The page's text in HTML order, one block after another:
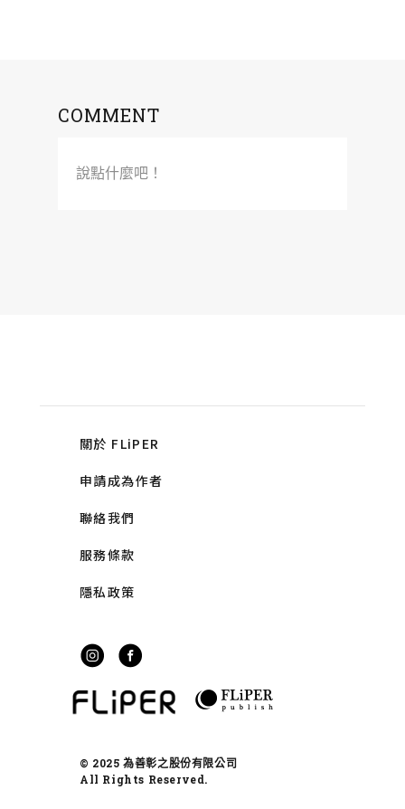
COMMENT
說點什麼吧！
關於 FLiPER
申請成為作者
聯絡我們
服務條款
隱私政策
© 2025 為善彰之股份有限公司
All Rights Reserved.